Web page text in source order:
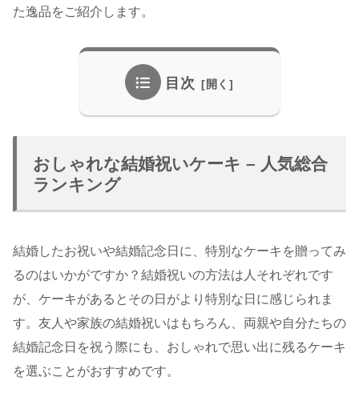
た逸品をご紹介します。
目次
おしゃれな結婚祝いケーキ – 人気総合
ランキング
結婚したお祝いや結婚記念日に、特別なケーキを贈ってみ
るのはいかがですか？結婚祝いの方法は人それぞれです
が、ケーキがあるとその日がより特別な日に感じられま
す。友人や家族の結婚祝いはもちろん、両親や自分たちの
結婚記念日を祝う際にも、おしゃれで思い出に残るケーキ
を選ぶことがおすすめです。